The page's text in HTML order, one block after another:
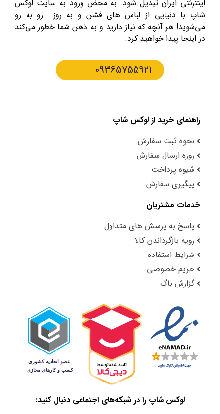
اینترنتی ایران تبدیل شود. به محض ورود به سایت لوکس
شاپ با دنیایی از لباس های فشن و به روز رو به رو
می‌شوید! هر آنچه که نیاز دارید و به ذهن شما خطور می‌کند
در اینجا پیدا خواهید کرد.
09365755921
راهنمای خرید از لوکس شاپ
نحوه ثبت سفارش
روزه ارسال سفارش
شیوه پرداخت
پیگیری سفارش
خدمات مشتریان
پاسخ به پرسش های متداول
رویه بازگرداندن کالا
شرایط استفاده
حریم خصوصی
گزارش باگ
لوکس شاپ را در شبکه‌های اجتماعی دنبال کنید: